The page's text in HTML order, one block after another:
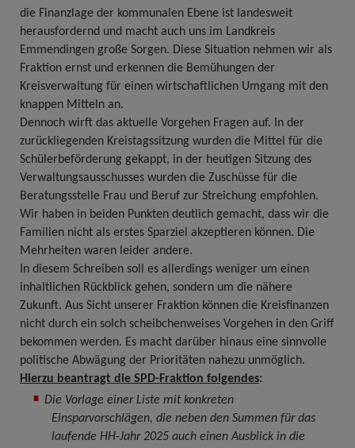
die Finanzlage der kommunalen Ebene ist landesweit
herausfordernd und macht auch uns im Landkreis
Emmendingen große Sorgen. Diese Situation nehmen wir als
Fraktion ernst und erkennen die Bemühungen der
Kreisverwaltung für einen wirtschaftlichen Umgang mit den
knappen Mitteln an.
Dennoch wirft das aktuelle Vorgehen Fragen auf. In der
zurückliegenden Kreistagssitzung wurden die Mittel für die
Schülerbeförderung gekappt, in der heutigen Sitzung des
Verwaltungsausschusses wurden die Zuschüsse für die
Beratungsstelle Frau und Beruf zur Streichung empfohlen.
Wir haben in beiden Punkten deutlich gemacht, dass wir die
Familien nicht als erstes Sparziel akzeptieren können. Die
Mehrheiten waren leider andere.
In diesem Schreiben soll es allerdings weniger um einen
inhaltlichen Rückblick gehen, sondern um die nähere
Zukunft. Aus Sicht unserer Fraktion können die Kreisfinanzen
nicht durch ein solch scheibchenweises Vorgehen in den Griff
bekommen werden. Es macht darüber hinaus eine sinnvolle
politische Abwägung der Prioritäten nahezu unmöglich.
Hierzu beantragt die SPD-Fraktion folgendes:
Die Vorlage einer Liste mit konkreten
Einsparvorschlägen, die neben den Summen für das
laufende HH-Jahr 2025 auch einen Ausblick in die